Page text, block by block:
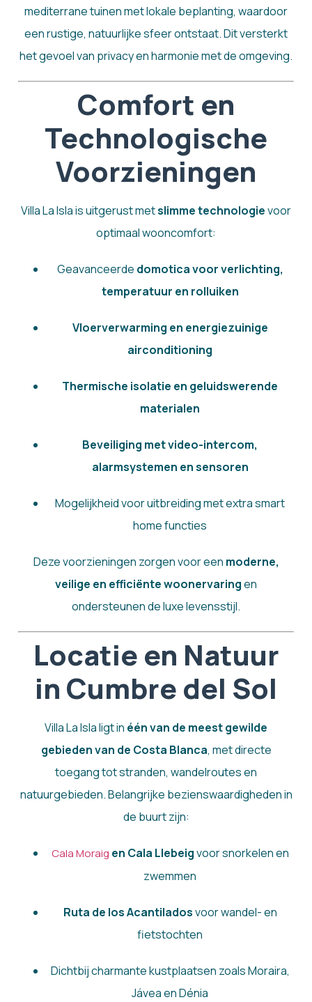
mediterrane tuinen met lokale beplanting, waardoor
een rustige, natuurlijke sfeer ontstaat. Dit versterkt
het gevoel van privacy en harmonie met de omgeving.
Comfort en
Technologische
Voorzieningen
Villa La Isla is uitgerust metslimme technologievoor
optimaal wooncomfort:
Geavanceerde domotica voor verlichting,
temperatuur en rolluiken
Vloerverwarming en energiezuinige
airconditioning
Thermische isolatie en geluidswerende
materialen
Beveiliging met video-intercom,
alarmsystemen en sensoren
Mogelijkheid voor uitbreiding met extra smart
home functies
Deze voorzieningen zorgen voor een moderne,
veilige en efficiënte woonervaringen
ondersteunen de luxe levensstijl.
Locatie en Natuur
in Cumbre del Sol
Villa La Isla ligt in één van de meest gewilde
gebieden van de Costa Blanca, met directe
toegang tot stranden, wandelroutes en
natuurgebieden. Belangrijke bezienswaardigheden in
de buurt zijn:
Cala Moraig en Cala Llebeigvoor snorkelen en
zwemmen
Ruta de los Acantiladosvoor wandel- en
fietstochten
Dichtbij charmante kustplaatsen zoals Moraira,
Jávea en Dénia